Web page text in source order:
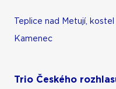
Teplice nad Metují,
Kamenec
Trio Českého